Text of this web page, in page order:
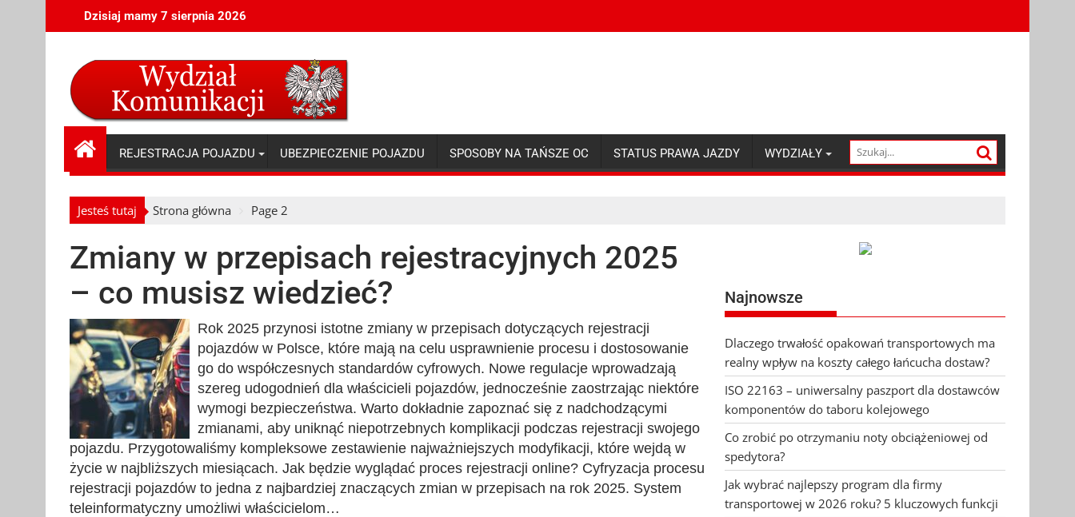
to
Dzisiaj mamy 7 sierpnia 2026
REJESTRACJA POJAZDU UBEZPIECZENIE POJAZDU SPOSOBY NA TAŃSZE OC STATUS PRAWA JAZDY WYDZIAŁY
Jesteś tutaj Strona główna Page 2
Zmiany w przepisach rejestracyjnych 2025
– co musisz wiedzieć?
Rok 2025 przynosi istotne zmiany w przepisach dotyczących rejestracji
pojazdów w Polsce, które mają na celu usprawnienie procesu i dostosowanie
go do współczesnych standardów cyfrowych. Nowe regulacje wprowadzają
szereg udogodnień dla właścicieli pojazdów, jednocześnie zaostrzając niektóre
wymogi bezpieczeństwa. Warto dokładnie zapoznać się z nadchodzącymi
zmianami, aby uniknąć niepotrzebnych komplikacji podczas rejestracji swojego
pojazdu. Przygotowaliśmy kompleksowe zestawienie najważniejszych modyfikacji, które wejdą w
życie w najbliższych miesiącach. Jak będzie wyglądać proces rejestracji online? Cyfryzacja procesu
rejestracji pojazdów to jedna z najbardziej znaczących zmian w przepisach na rok 2025. System
teleinformatyczny umożliwi właścicielom…
Najnowsze
Dlaczego trwałość opakowań transportowych ma
realny wpływ na koszty całego łańcucha dostaw?
ISO 22163 – uniwersalny paszport dla dostawców
komponentów do taboru kolejowego
Co zrobić po otrzymaniu noty obciążeniowej od
spedytora?
Jak wybrać najlepszy program dla firmy
transportowej w 2026 roku? 5 kluczowych funkcji